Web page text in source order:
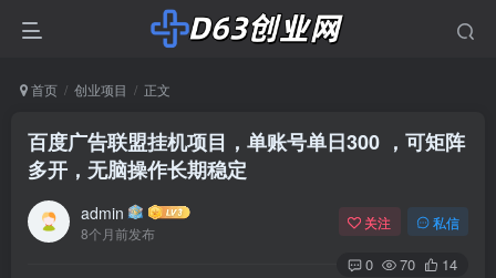
首页 创业项目 正文
百度广告联盟挂机项目，单账号单日300 ，可矩阵
多开，无脑操作长期稳定
admin
8个月前发布
关注 私信
0 70 14